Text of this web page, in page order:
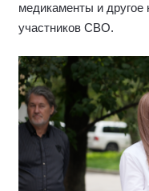
медикаменты и
участников СВО.